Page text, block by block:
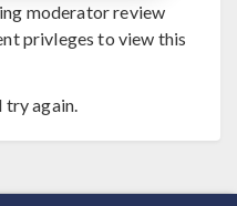
moderator review
privleges to view this
try again.